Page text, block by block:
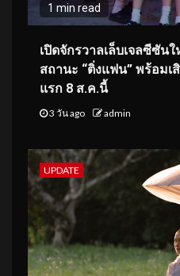
1 min read
เปิดจักรวาลเล็บเจลซีซันใ
สถานะ “ติ่งแฟน” พร้อม
แรก 8 ส.ค.นี้
3 วัน ago admin
UPDATE